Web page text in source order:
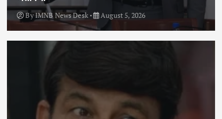
ByIMNB News Desk August 5, 2026